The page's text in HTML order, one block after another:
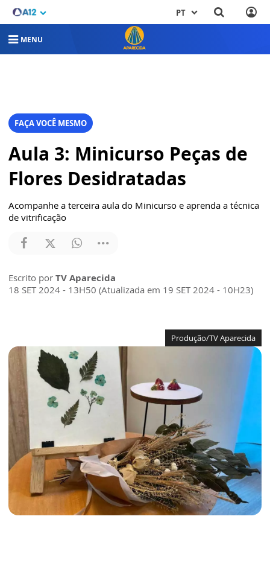
PT
MENU
FAÇA VOCÊ MESMO
Aula 3: Minicurso Peças de
Flores Desidratadas
Acompanhe a terceira aula do Minicurso e aprenda a técnica
de vitrificação
Escrito por TV Aparecida
18 SET 2024 - 13H50 (Atualizada em 19 SET 2024 - 10H23)
Produção/TV Aparecida